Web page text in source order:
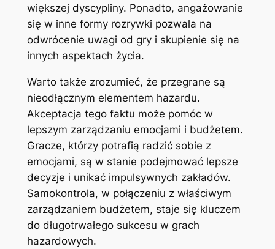
większej dyscypliny. Ponadto, angażowanie
się w inne formy rozrywki pozwala na
odwrócenie uwagi od gry i skupienie się na
innych aspektach życia.
Warto także zrozumieć, że przegrane są
nieodłącznym elementem hazardu.
Akceptacja tego faktu może pomóc w
lepszym zarządzaniu emocjami i budżetem.
Gracze, którzy potrafią radzić sobie z
emocjami, są w stanie podejmować lepsze
decyzje i unikać impulsywnych zakładów.
Samokontrola, w połączeniu z właściwym
zarządzaniem budżetem, staje się kluczem
do długotrwałego sukcesu w grach
hazardowych.